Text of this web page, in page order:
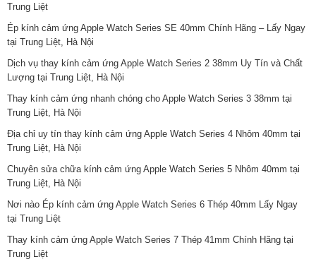
Trung Liệt
Ép kính cảm ứng Apple Watch Series SE 40mm Chính Hãng – Lấy Ngay
tại Trung Liệt, Hà Nội
Dịch vụ thay kính cảm ứng Apple Watch Series 2 38mm Uy Tín và Chất
Lượng tại Trung Liệt, Hà Nội
Thay kính cảm ứng nhanh chóng cho Apple Watch Series 3 38mm tại
Trung Liệt, Hà Nội
Địa chỉ uy tín thay kính cảm ứng Apple Watch Series 4 Nhôm 40mm tại
Trung Liệt, Hà Nội
Chuyên sửa chữa kính cảm ứng Apple Watch Series 5 Nhôm 40mm tại
Trung Liệt, Hà Nội
Nơi nào Ép kính cảm ứng Apple Watch Series 6 Thép 40mm Lấy Ngay
tại Trung Liệt
Thay kính cảm ứng Apple Watch Series 7 Thép 41mm Chính Hãng tại
Trung Liệt